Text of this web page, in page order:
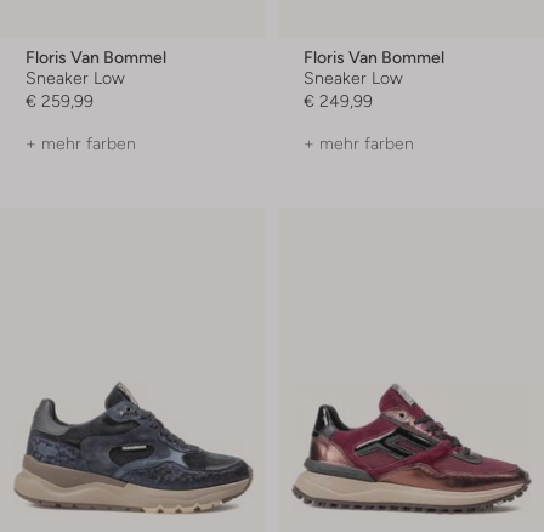
Floris Van Bommel
Sneaker Low
€ 259,99
+ mehr farben
Floris Van Bommel
Sneaker Low
€ 249,99
+ mehr farben